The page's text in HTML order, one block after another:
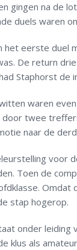
gingen na de
duels waren
het eerste duel
De return
Staphorst de
waren
twee
naar de
voor
Toen de
Omdat
stap hogerop.
onder leiding
klus als